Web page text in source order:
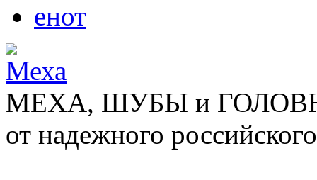
енот
МЕХА, ШУБЫ и
от надежного